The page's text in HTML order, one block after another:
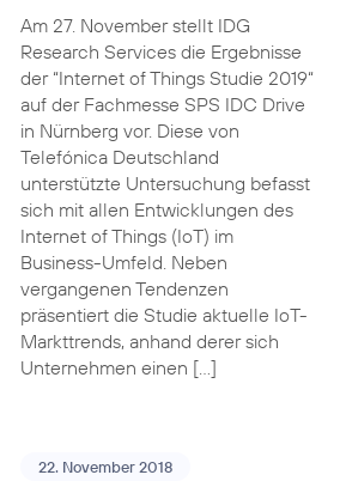
Am 27. November stellt IDG
Research Services die Ergebnisse
der “Internet of Things Studie 2019“
auf der Fachmesse SPS IDC Drive
in Nürnberg vor. Diese von
Telefónica Deutschland
unterstützte Untersuchung befasst
sich mit allen Entwicklungen des
Internet of Things (IoT) im
Business-Umfeld. Neben
vergangenen Tendenzen
präsentiert die Studie aktuelle IoT-
Markttrends, anhand derer sich
Unternehmen einen […]
22. November 2018